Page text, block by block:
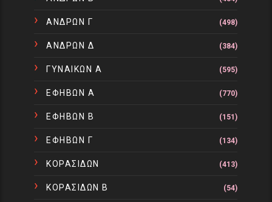
ΑΝΔΡΩΝ Γ (498)
ΑΝΔΡΩΝ Δ (384)
ΓΥΝΑΙΚΩΝ Α (595)
ΕΦΗΒΩΝ Α (770)
ΕΦΗΒΩΝ Β (151)
ΕΦΗΒΩΝ Γ (134)
ΚΟΡΑΣΙΔΩΝ (413)
ΚΟΡΑΣΙΔΩΝ Β (54)